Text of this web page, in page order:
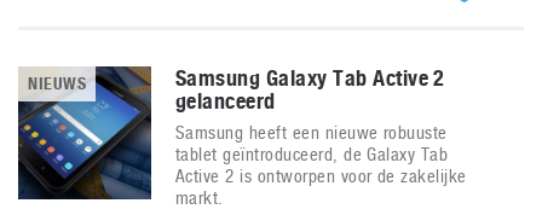
NIEUWS
Samsung Galaxy Tab Active 2
gelanceerd
Samsung heeft een nieuwe robuuste
tablet geïntroduceerd, de Galaxy Tab
Active 2 is ontworpen voor de zakelijke
markt.